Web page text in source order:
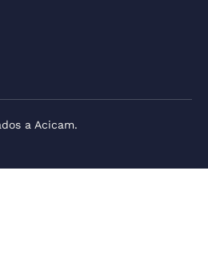
a Acicam.